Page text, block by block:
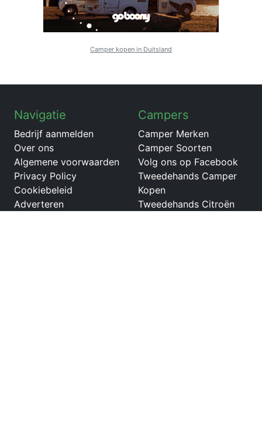
Camper kopen in Duitsland
Navigatie
Bedrijf aanmelden
Over ons
Algemene voorwaarden
Privacy Policy
Cookiebeleid
Adverteren
Campers
Camper Merken
Camper Soorten
Volg ons op Facebook
Tweedehands Camper
Kopen
Tweedehands Citroën